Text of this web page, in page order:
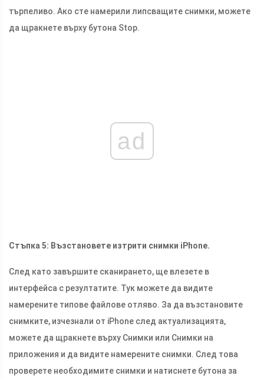
търпеливо. Ако сте намерили липсващите снимки, можете
да щракнете върху бутона Stop.
ad
Стъпка 5: Възстановете изтрити снимки iPhone.
След като завършите сканирането, ще влезете в
интерфейса с резултатите. Тук можете да видите
намерените типове файлове отляво. За да възстановите
снимките, изчезнали от iPhone след актуализацията,
можете да щракнете върху Снимки или Снимки на
приложения и да видите намерените снимки. След това
проверете необходимите снимки и натиснете бутона за